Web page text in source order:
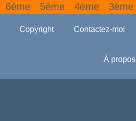
6ème 5ème 4ème 3ème
Copyright Contactez-moi
À propos